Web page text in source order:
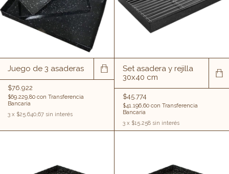
Juego de 3 asaderas
$76.922
$69.229,80 con Transferencia
Bancaria
3 x $25.640,67 sin interés
Set asadera y rejilla
30x40 cm
$45.774
$41.196,60 con Transferencia
Bancaria
3 x $15.258 sin interés